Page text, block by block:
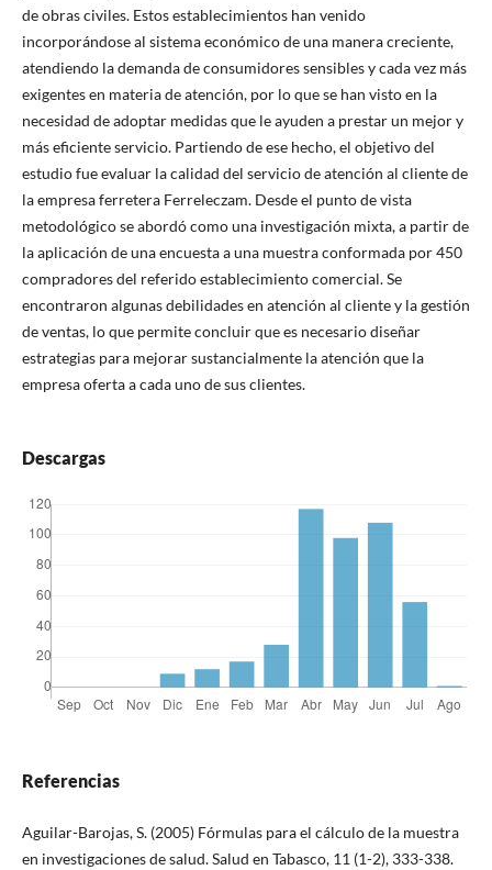
de obras civiles. Estos establecimientos han venido
incorporándose al sistema económico de una manera creciente,
atendiendo la demanda de consumidores sensibles y cada vez más
exigentes en materia de atención, por lo que se han visto en la
necesidad de adoptar medidas que le ayuden a prestar un mejor y
más eficiente servicio. Partiendo de ese hecho, el objetivo del
estudio fue evaluar la calidad del servicio de atención al cliente de
la empresa ferretera Ferreleczam. Desde el punto de vista
metodológico se abordó como una investigación mixta, a partir de
la aplicación de una encuesta a una muestra conformada por 450
compradores del referido establecimiento comercial. Se
encontraron algunas debilidades en atención al cliente y la gestión
de ventas, lo que permite concluir que es necesario diseñar
estrategias para mejorar sustancialmente la atención que la
empresa oferta a cada uno de sus clientes.
Descargas
Referencias
Aguilar-Barojas, S. (2005) Fórmulas para el cálculo de la muestra
en investigaciones de salud. Salud en Tabasco, 11 (1-2), 333-338.